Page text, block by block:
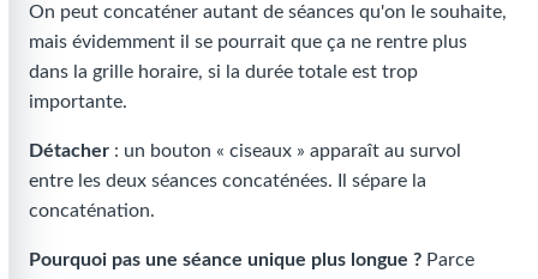
On peut concaténer autant de séances qu'on le souhaite,
mais évidemment il se pourrait que ça ne rentre plus
dans la grille horaire, si la durée totale est trop
importante.
Détacher : un bouton « ciseaux » apparaît au survol
entre les deux séances concaténées. Il sépare la
concaténation.
Pourquoi pas une séance unique plus longue ? Parce